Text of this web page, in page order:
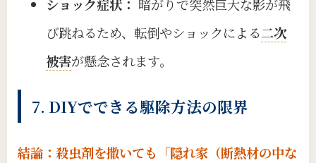
ショック症状： 暗がりで突然巨大な影が飛
び跳ねるため、転倒やショックによる二次
被害が懸念されます。
7. DIYでできる駆除方法の限界
結論：殺虫剤を撒いても「隠れ家（断熱材の中な